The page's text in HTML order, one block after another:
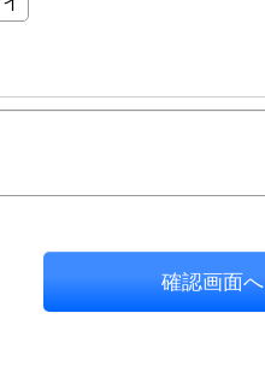
確認画面へ